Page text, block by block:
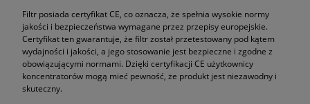
Filtr posiada certyfikat CE, co oznacza, że spełnia wysokie normy
jakości i bezpieczeństwa wymagane przez przepisy europejskie.
Certyfikat ten gwarantuje, że filtr został przetestowany pod kątem
wydajności i jakości, a jego stosowanie jest bezpieczne i zgodne z
obowiązującymi normami. Dzięki certyfikacji CE użytkownicy
koncentratorów mogą mieć pewność, że produkt jest niezawodny i
skuteczny.